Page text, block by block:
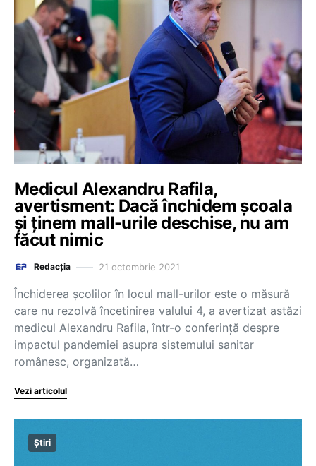
Medicul Alexandru Rafila,
avertisment: Dacă închidem școala
și ținem mall-urile deschise, nu am
făcut nimic
Redacția 21 octombrie 2021
Închiderea școlilor în locul mall-urilor este o măsură
care nu rezolvă încetinirea valului 4, a avertizat astăzi
medicul Alexandru Rafila, într-o conferință despre
impactul pandemiei asupra sistemului sanitar
românesc, organizată…
Vezi articolul
Știri